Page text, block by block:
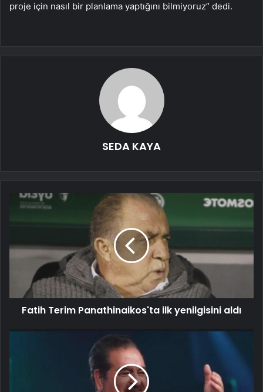
proje için nasıl bir planlama yaptığını bilmiyoruz” dedi.
SEDA KAYA
Fatih Terim Panathinaikos'ta ilk yenilgisini aldı